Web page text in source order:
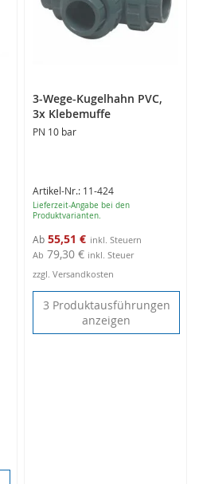
3-Wege-Kugelhahn PVC,
3x Klebemuffe
PN 10 bar
Artikel-Nr.: 11-424
Lieferzeit-Angabe bei den
Produktvarianten.
Ab 55,51 €
Ab 79,30 € inkl. Steuer
zzgl. Versandkosten
3 Produktausführungen
anzeigen